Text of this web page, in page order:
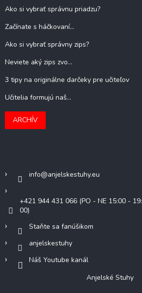
Ako si vybrať správnu priadzu?
Začínate s háčkovaní...
Ako si vybrať správny zips?
Neviete aký zips zvo...
3 tipy na originálne darčeky pre učiteľov
Učitelia formujú naš...
ARCHÍV
info@anjelskestuhy.eu
+421 944 431 066 (PO - NE 15:00 - 19:
00)
Staňte sa fanúšikom
anjelskestuhy
Náš Youtube kanál
Anjelské Stuhy